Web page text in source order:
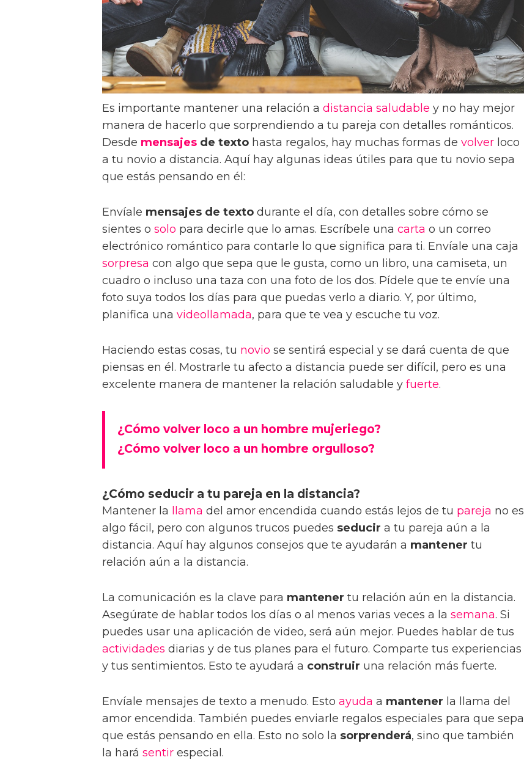
Es importante mantener una relación a distancia saludable y no hay mejor
manera de hacerlo que sorprendiendo a tu pareja con detalles románticos.
Desde mensajes de texto hasta regalos, hay muchas formas de volver loco
a tu novio a distancia. Aquí hay algunas ideas útiles para que tu novio sepa
que estás pensando en él:
Envíale mensajes de texto durante el día, con detalles sobre cómo se
sientes o solo para decirle que lo amas. Escríbele una carta o un correo
electrónico romántico para contarle lo que significa para ti. Envíale una caja
sorpresa con algo que sepa que le gusta, como un libro, una camiseta, un
cuadro o incluso una taza con una foto de los dos. Pídele que te envíe una
foto suya todos los días para que puedas verlo a diario. Y, por último,
planifica una videollamada, para que te vea y escuche tu voz.
Haciendo estas cosas, tu novio se sentirá especial y se dará cuenta de que
piensas en él. Mostrarle tu afecto a distancia puede ser difícil, pero es una
excelente manera de mantener la relación saludable y fuerte.
¿Cómo volver loco a un hombre mujeriego?
¿Cómo volver loco a un hombre orgulloso?
¿Cómo seducir a tu pareja en la distancia?
Mantener la llama del amor encendida cuando estás lejos de tu pareja no es
algo fácil, pero con algunos trucos puedes seducir a tu pareja aún a la
distancia. Aquí hay algunos consejos que te ayudarán a mantener tu
relación aún a la distancia.
La comunicación es la clave para mantener tu relación aún en la distancia.
Asegúrate de hablar todos los días o al menos varias veces a la semana. Si
puedes usar una aplicación de video, será aún mejor. Puedes hablar de tus
actividades diarias y de tus planes para el futuro. Comparte tus experiencias
y tus sentimientos. Esto te ayudará a construir una relación más fuerte.
Envíale mensajes de texto a menudo. Esto ayuda a mantener la llama del
amor encendida. También puedes enviarle regalos especiales para que sepa
que estás pensando en ella. Esto no solo la sorprenderá, sino que también
la hará sentir especial.